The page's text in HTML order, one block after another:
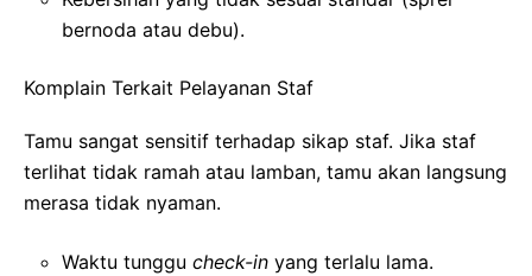
bernoda atau debu).
Komplain Terkait Pelayanan Staf
Tamu sangat sensitif terhadap sikap staf. Jika staf
terlihat tidak ramah atau lamban, tamu akan langsung
merasa tidak nyaman.
Waktu tunggu check-in yang terlalu lama.